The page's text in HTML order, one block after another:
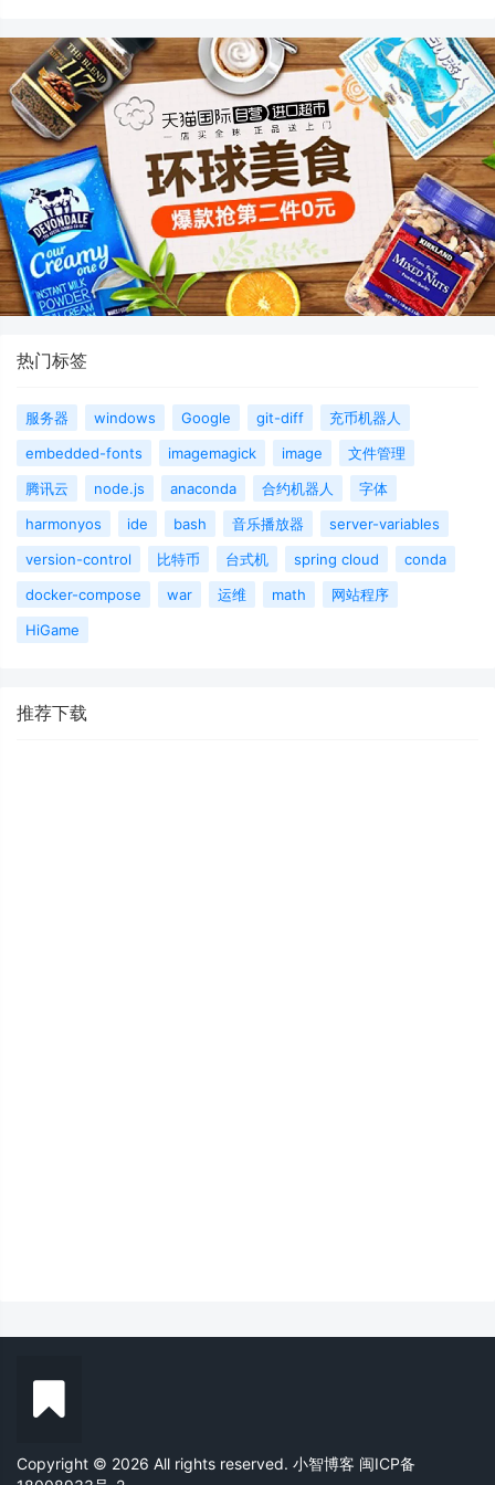
热门标签
服务器 windows Google git-diff
充币机器人
embedded-fonts
imagemagick image
文件管理
腾讯云
node.js anaconda 合约机器人
字体
harmonyos
ide bash 音乐播放器
server-variables
version-control
比特币 台式机 spring cloud
conda
docker-compose
war 运维 math
网站程序
HiGame
推荐下载
Copyright © 2026 All rights reserved. 小智博客 闽ICP备